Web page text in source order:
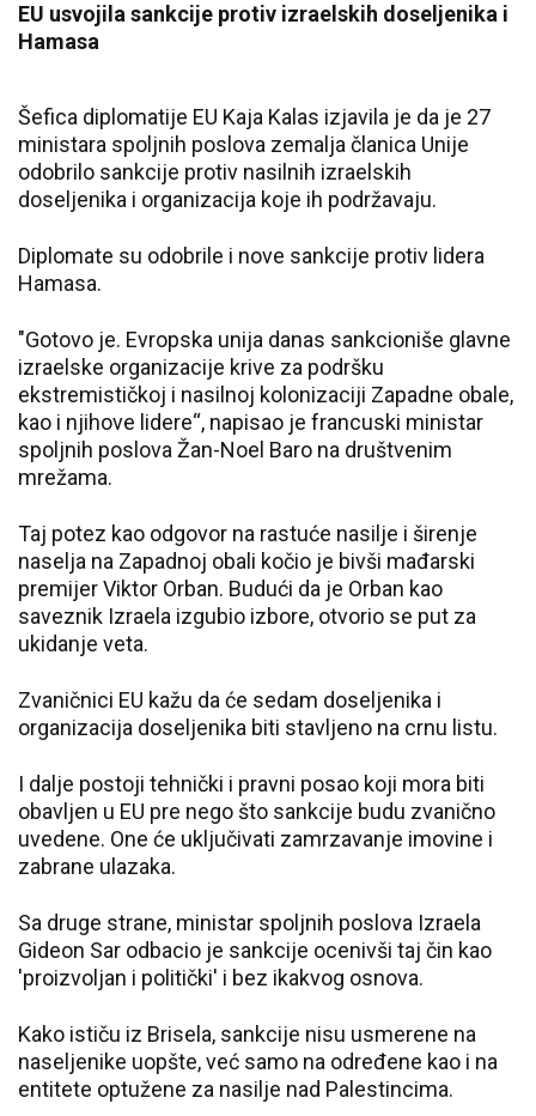
EU usvojila sankcije protiv izraelskih doseljenika i
Hamasa
Šefica diplomatije EU Kaja Kalas izjavila je da je 27
ministara spoljnih poslova zemalja članica Unije
odobrilo sankcije protiv nasilnih izraelskih
doseljenika i organizacija koje ih podržavaju.
Diplomate su odobrile i nove sankcije protiv lidera
Hamasa.
"Gotovo je. Evropska unija danas sankcioniše glavne
izraelske organizacije krive za podršku
ekstremističkoj i nasilnoj kolonizaciji Zapadne obale,
kao i njihove lidere“, napisao je francuski ministar
spoljnih poslova Žan-Noel Baro na društvenim
mrežama.
Taj potez kao odgovor na rastuće nasilje i širenje
naselja na Zapadnoj obali kočio je bivši mađarski
premijer Viktor Orban. Budući da je Orban kao
saveznik Izraela izgubio izbore, otvorio se put za
ukidanje veta.
Zvaničnici EU kažu da će sedam doseljenika i
organizacija doseljenika biti stavljeno na crnu listu.
I dalje postoji tehnički i pravni posao koji mora biti
obavljen u EU pre nego što sankcije budu zvanično
uvedene. One će uključivati zamrzavanje imovine i
zabrane ulazaka.
Sa druge strane, ministar spoljnih poslova Izraela
Gideon Sar odbacio je sankcije ocenivši taj čin kao
'proizvoljan i politički' i bez ikakvog osnova.
Kako ističu iz Brisela, sankcije nisu usmerene na
naseljenike uopšte, već samo na određene kao i na
entitete optužene za nasilje nad Palestincima.